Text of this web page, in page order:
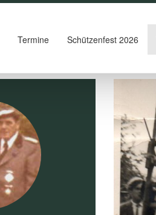
Termine Schützenfest 2026